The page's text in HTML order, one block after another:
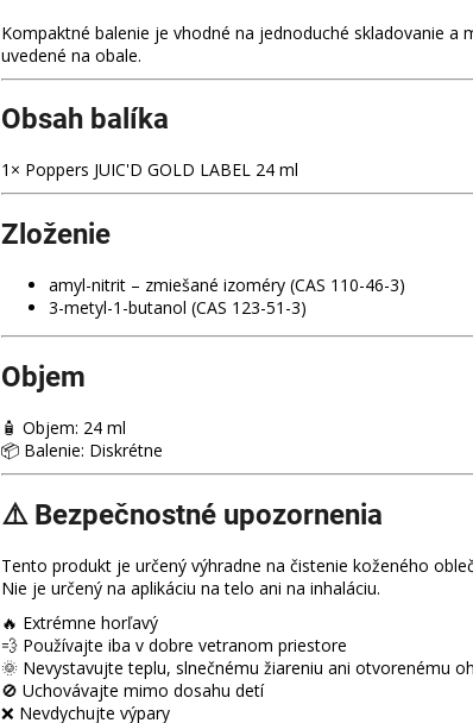
Kompaktné balenie je vhodné na jednoduché skladovanie
uvedené na obale.
Obsah balíka
1× Poppers JUIC'D GOLD LABEL 24 ml
Zloženie
amyl-nitrit – zmiešané izoméry (CAS 110-46-3)
3-metyl-1-butanol (CAS 123-51-3)
Objem
🧴 Objem: 24 ml
📦 Balenie: Diskrétne
⚠️ Bezpečnostné upozornenia
Tento produkt je určený výhradne na čistenie koženého
Nie je určený na aplikáciu na telo ani na inhaláciu.
🔥 Extrémne horľavý
💨 Používajte iba v dobre vetranom priestore
🌞 Nevystavujte teplu, slnečnému žiareniu ani otvorenému
🚫 Uchovávajte mimo dosahu detí
❌ Nevdychujte výpary